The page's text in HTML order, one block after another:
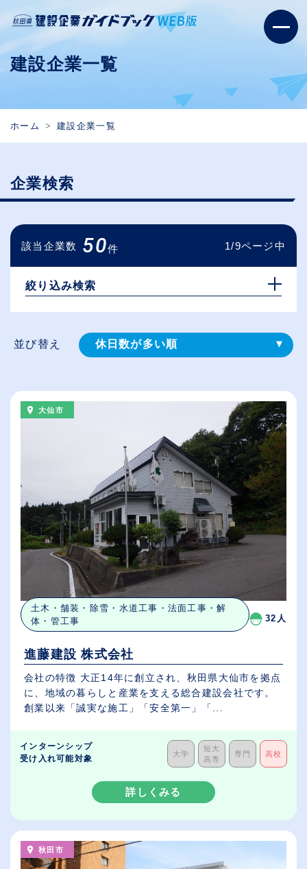
建設企業一覧
ホーム 建設企業一覧
企業検索
該当企業数 50件 1/9ページ中
絞り込み検索
並び替え 休日数が多い順
従業員が多い順
大仙市
土木・舗装・除雪・水道工事・法面工事・解
体・管工事
32人
進藤建設 株式会社
会社の特徴 大正14年に創立され、秋田県大仙市を拠点
に、地域の暮らしと産業を支える総合建設会社です。
創業以来「誠実な施工」「安全第一」「...
インターンシップ
受け入れ可能対象
大学
短大
高専
専門 高校
詳しくみる
秋田市